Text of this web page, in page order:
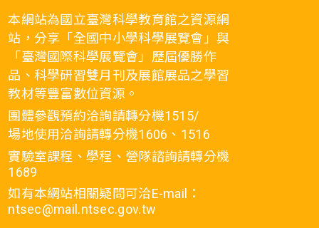
本網站為國立臺灣科學教育館之資源網
站，分享「全國中小學科學展覽會」與
「臺灣國際科學展覽會」歷屆優勝作
品、科學研習雙月刊及展館展品之學習
教材等豐富數位資源。
團體參觀預約洽詢請轉分機1515/
場地使用洽詢請轉分機1606、1516
實驗室課程、學程、營隊諮詢請轉分機
1689
如有本網站相關疑問可洽E-mail：
ntsec@mail.ntsec.gov.tw